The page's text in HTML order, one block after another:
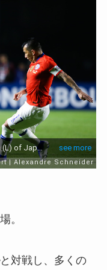
。
と対戦し、多くの